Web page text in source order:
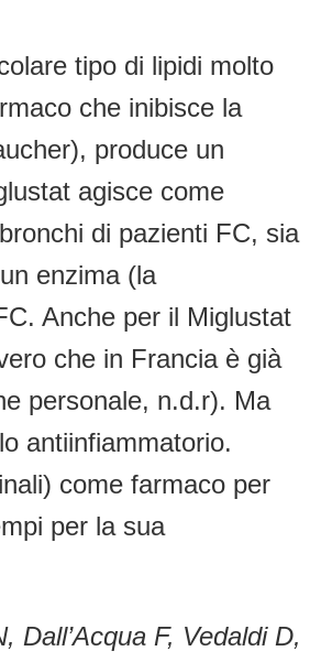
tipo di lipidi molto
che inibisce la
produce un
agisce come
di pazienti FC, sia
enzima (la
Anche per il Miglustat
che in Francia è già
personale, n.d.r). Ma
antiinfiammatorio.
come farmaco per
per la sua
F, Vedaldi D,